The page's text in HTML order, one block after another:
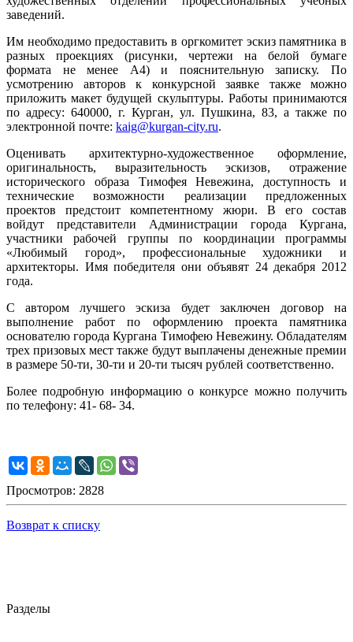
заведений.
Им необходимо предоставить в оргкомитет эскиз памятника в
разных проекциях (рисунки, чертежи на белой бумаге
формата не менее А4) и пояснительную записку. По
усмотрению авторов к конкурсной заявке также можно
приложить макет будущей скульптуры. Работы принимаются
по адресу: 640000, г. Курган, ул. Пушкина, 83, а также по
электронной почте: kaig@kurgan-city.ru.
Оценивать архитектурно-художественное оформление,
оригинальность, выразительность эскизов, отражение
исторического образа Тимофея Невежина, доступность и
технические возможности реализации предложенных
проектов предстоит компетентному жюри. В его состав
войдут представители Администрации города Кургана,
участники рабочей группы по координации программы
«Любимый город», профессиональные художники и
архитекторы. Имя победителя они объявят 24 декабря 2012
года.
С автором лучшего эскиза будет заключен договор на
выполнение работ по оформлению проекта памятника
основателю города Кургана Тимофею Невежину. Обладателям
трех призовых мест также будут выплачены денежные премии
в размере 50-ти, 30-ти и 20-ти тысяч рублей соответственно.
Более подробную информацию о конкурсе можно получить
по телефону: 41- 68- 34.
Просмотров: 2828
Возврат к списку
Разделы